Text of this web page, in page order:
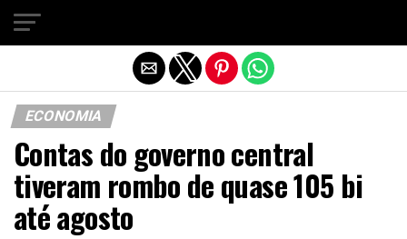
ECONOMIA
Contas do governo central
tiveram rombo de quase 105 bi
até agosto